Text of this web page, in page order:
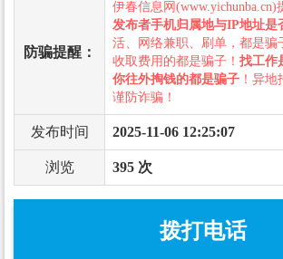
防骗提醒：
伊春信息网(www.yichunba.cn)
发布者手机归属地与IP地址是
活、网络兼职、刷单，都是骗
收取费用的都是骗子！ 找工作
你往外掏钱的都是骗子 ！异地
谨防诈骗！
发布时间 2025-11-06 12:25:07
浏览 395 次
拨打电话